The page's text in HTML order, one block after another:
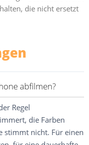
die nicht ersetzt
abfilmen?
Regel
die Farben
stimmt nicht. Für einen